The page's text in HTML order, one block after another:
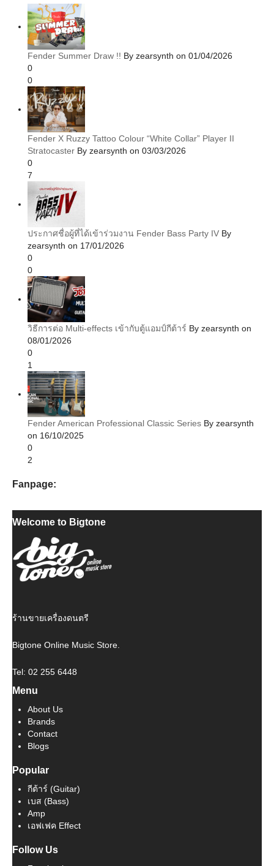
Fender Summer Draw !! By zearsynth on 01/04/2026
0
0
Fender X Ruzzy Tattoo Colour “White Collar” Player II
Stratocaster By zearsynth on 03/03/2026
0
7
ประกาศชื่อผู้ที่ได้เข้าร่วมงาน Fender Bass Party IV By
zearsynth on 17/01/2026
0
0
วิธีการต่อ Multi-effects เข้ากับตู้แอมป์กีต้าร์ By zearsynth on
08/01/2026
0
1
Fender American Professional Classic Series By zearsynth
on 16/10/2025
0
2
Fanpage:
Welcome to Bigtone
ร้านขายเครื่องดนตรี
Bigtone Online Music Store.
Tel: 02 255 6448
Menu
About Us
Brands
Contact
Blogs
Popular
กีต้าร์ (Guitar)
เบส (Bass)
Amp
เอฟเฟค Effect
Follow Us